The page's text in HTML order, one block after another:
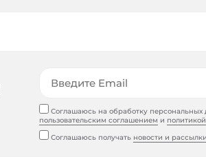
Соглашаюсь на обработку персональных
пользовательским соглашением и
Соглашаюсь получать новости и рассылки